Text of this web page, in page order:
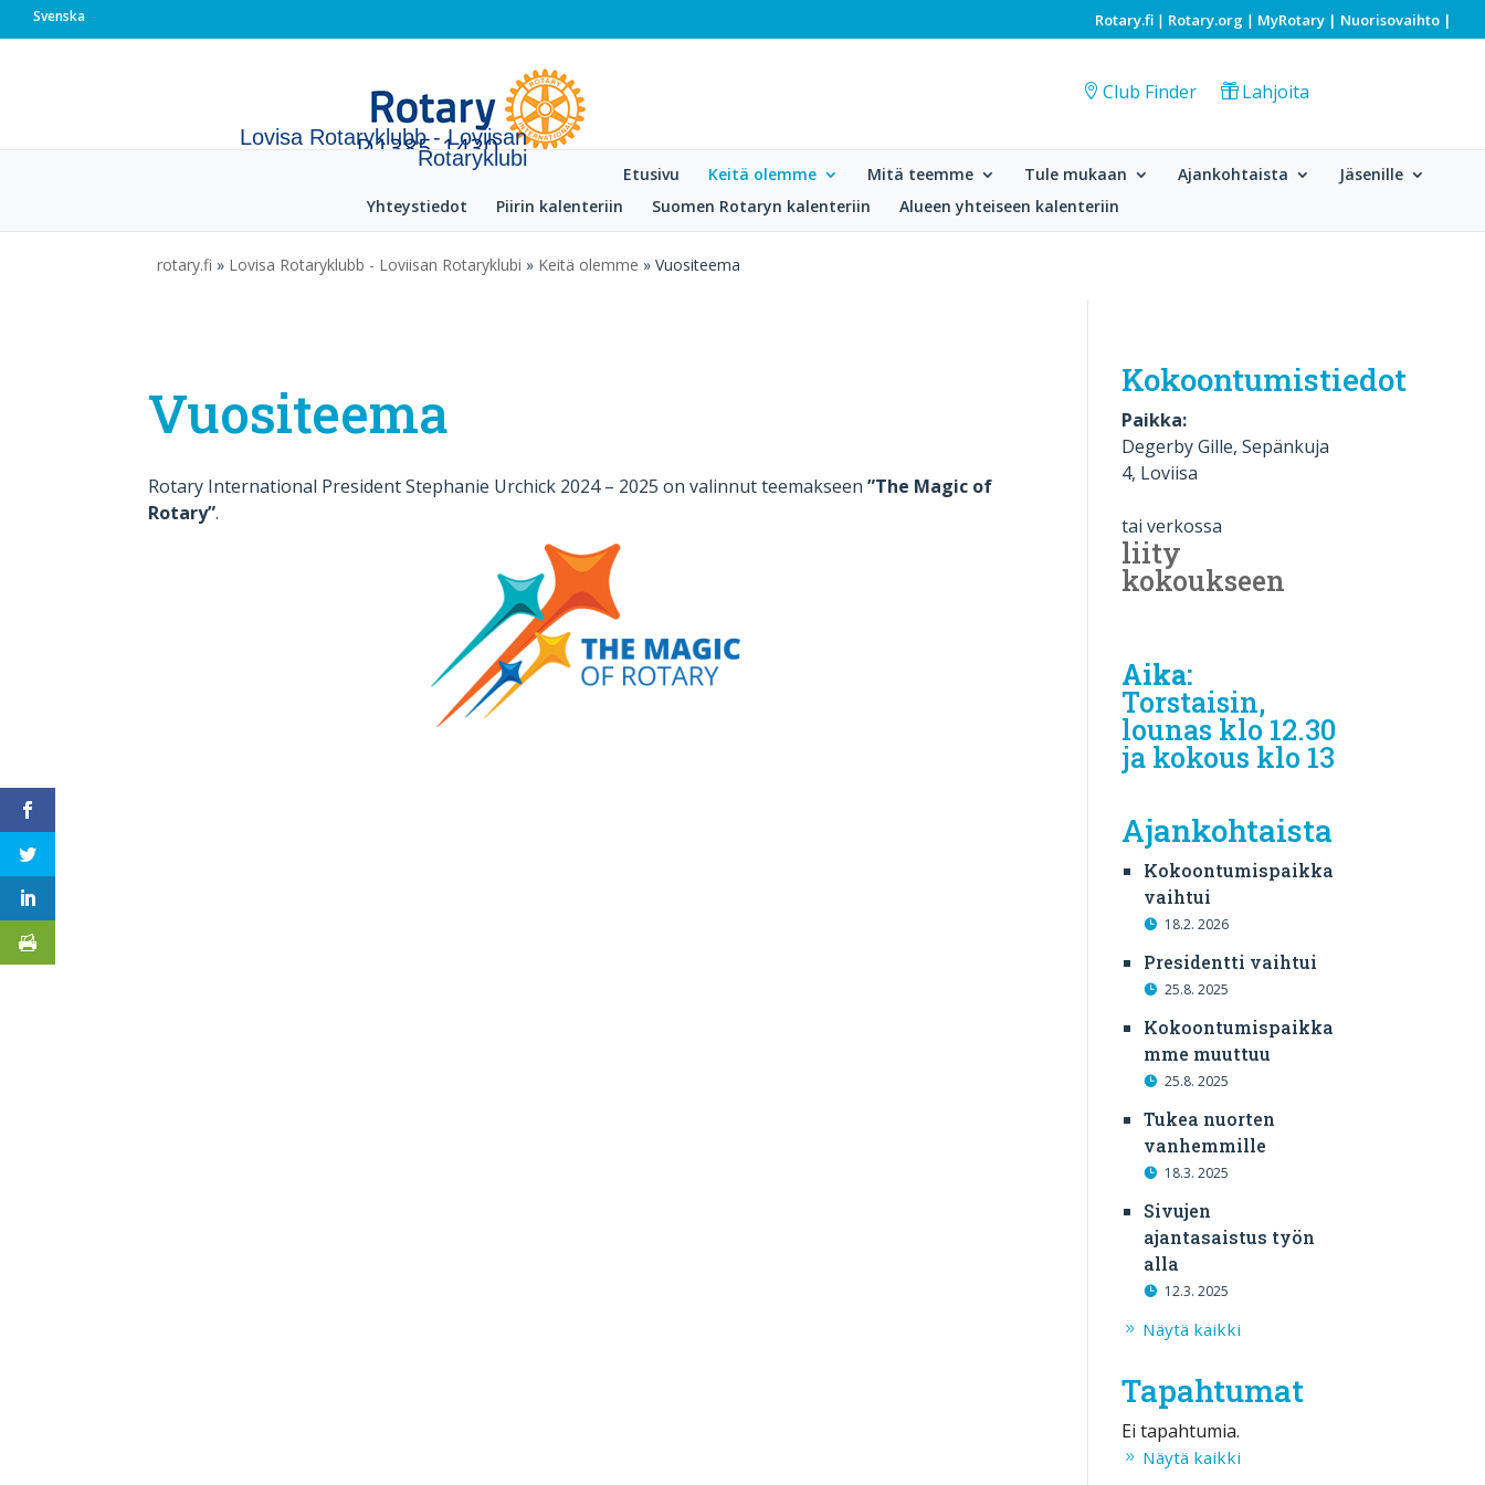
Svenska Rotary.fi | Rotary.org | MyRotary | Nuorisovaihto |
Lovisa Rotaryklubb - Loviisan
Rotaryklubi
Club Finder Lahjoita
Etusivu Keitä olemme Mitä teemme Tule mukaan Ajankohtaista
Jäsenille
Yhteystiedot
Piirin kalenteriin Suomen Rotaryn kalenteriin Alueen yhteiseen kalenteriin
rotary.fi » Lovisa Rotaryklubb - Loviisan Rotaryklubi » Keitä olemme » Vuositeema
Vuositeema
Rotary International President Stephanie Urchick 2024 – 2025 on valinnut teemakseen”The Magic of
Rotary”.
Kokoontumistiedot
Paikka:
Degerby Gille, Sepänkuja
4, Loviisa
tai verkossa
liity
kokoukseen
Aika:
Torstaisin,
lounas klo 12.30
ja kokous klo 13
Ajankohtaista
Kokoontumispaikka
vaihtui
18.2. 2026
Presidentti vaihtui
25.8. 2025
Kokoontumispaikka
mme muuttuu
25.8. 2025
Tukea nuorten
vanhemmille
18.3. 2025
Sivujen
ajantasaistus työn
alla
12.3. 2025
Näytä kaikki
Tapahtumat
Ei tapahtumia.
Näytä kaikki